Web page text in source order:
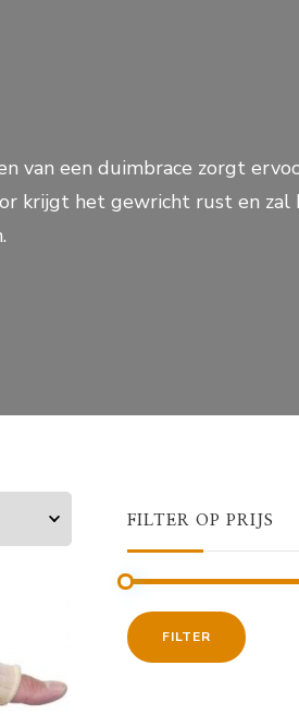
van een duimbrace zorgt
krijgt het gewricht rust en zal
FILTER OP PRIJS
FILTER